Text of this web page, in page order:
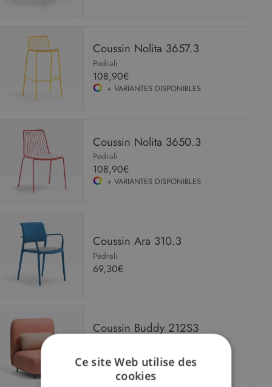
Coussin Nolita 3657.3
Pedrali
108,90€
+ VARIANTES DISPONIBLES
Coussin Nolita 3650.3
Pedrali
108,90€
+ VARIANTES DISPONIBLES
Coussin Ara 310.3
Pedrali
69,30€
Coussin Buddy 212S3
à partir de 200,00€
+ VARIANTES DISPONIBLES
Ce site Web utilise des
cookies